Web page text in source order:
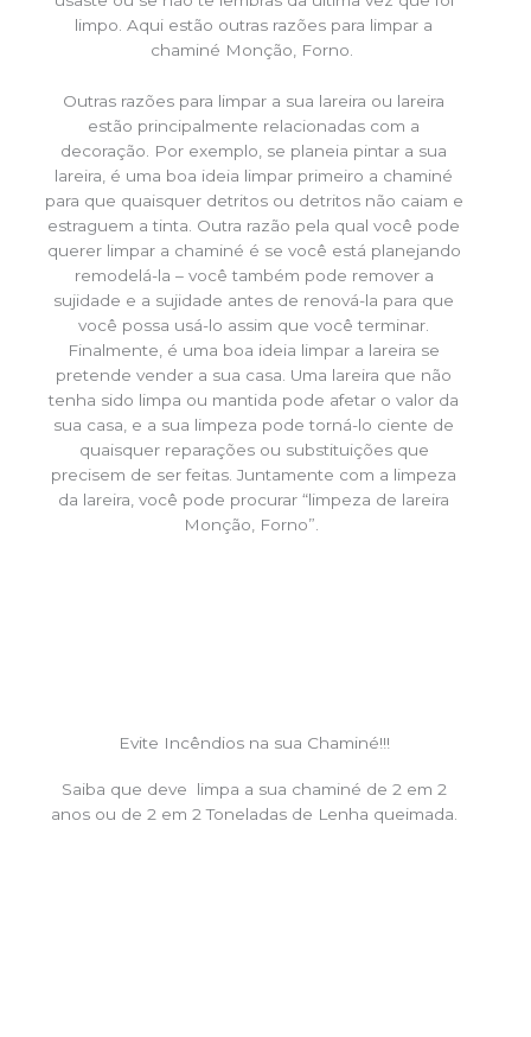
limpo. Aqui estão outras razões para limpar a
chaminé Monção, Forno.
Outras razões para limpar a sua lareira ou lareira
estão principalmente relacionadas com a
decoração. Por exemplo, se planeia pintar a sua
lareira, é uma boa ideia limpar primeiro a chaminé
para que quaisquer detritos ou detritos não caiam e
estraguem a tinta. Outra razão pela qual você pode
querer limpar a chaminé é se você está planejando
remodelá-la – você também pode remover a
sujidade e a sujidade antes de renová-la para que
você possa usá-lo assim que você terminar.
Finalmente, é uma boa ideia limpar a lareira se
pretende vender a sua casa. Uma lareira que não
tenha sido limpa ou mantida pode afetar o valor da
sua casa, e a sua limpeza pode torná-lo ciente de
quaisquer reparações ou substituições que
precisem de ser feitas. Juntamente com a limpeza
da lareira, você pode procurar “limpeza de lareira
Monção, Forno”.
Evite Incêndios na sua Chaminé!!!
Saiba que deve limpa a sua chaminé de 2 em 2
anos ou de 2 em 2 Toneladas de Lenha queimada.